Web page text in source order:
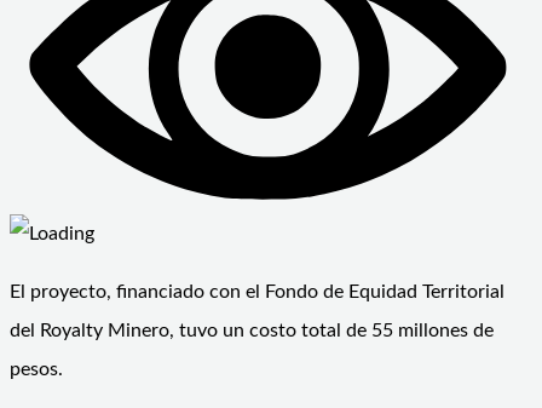
El proyecto, financiado con el Fondo de Equidad Territorial
del Royalty Minero, tuvo un costo total de 55 millones de
pesos.